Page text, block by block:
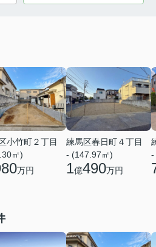
小竹町２丁目
㎡)
万円
練馬区春日町４丁目
- (147.97㎡)
1億490万円
-